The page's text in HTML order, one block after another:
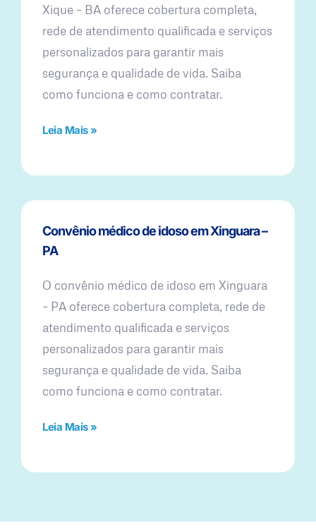
Xique – BA oferece cobertura completa,
rede de atendimento qualificada e serviços
personalizados para garantir mais
segurança e qualidade de vida. Saiba
como funciona e como contratar.
Leia Mais »
Convênio médico de idoso em Xinguara –
PA
O convênio médico de idoso em Xinguara
– PA oferece cobertura completa, rede de
atendimento qualificada e serviços
personalizados para garantir mais
segurança e qualidade de vida. Saiba
como funciona e como contratar.
Leia Mais »